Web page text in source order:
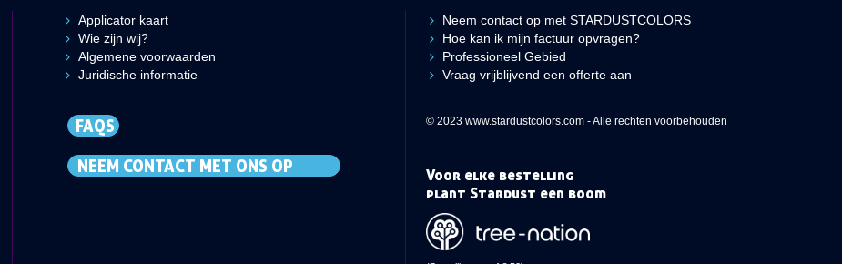
Applicator kaart
Wie zijn wij?
Algemene voorwaarden
Juridische informatie
FAQS
NEEM CONTACT MET ONS OP
Neem contact op met STARDUSTCOLORS
Hoe kan ik mijn factuur opvragen?
Professioneel Gebied
Vraag vrijblijvend een offerte aan
© 2023 www.stardustcolors.com - Alle rechten voorbehouden
Voor elke bestelling
plant Stardust een boom